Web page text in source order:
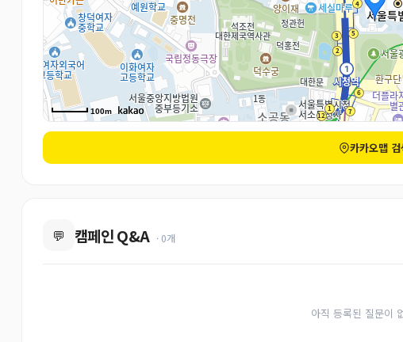
100m
카카오맵 검
💬 캠페인 Q&A · 0개
아직 등록된 질문이